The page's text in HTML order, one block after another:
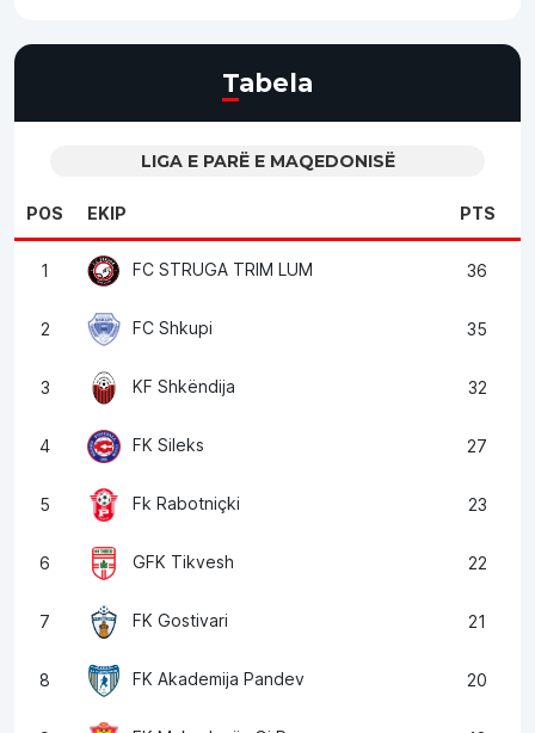
Tabela
LIGA E PARË E MAQEDONISË
POS EKIP PTS
1 FC STRUGA TRIM LUM 36
2 FC Shkupi 35
3 KF Shkëndija 32
4 FK Sileks 27
5 Fk Rabotniçki 23
6 GFK Tikvesh 22
7 FK Gostivari 21
8 FK Akademija Pandev 20